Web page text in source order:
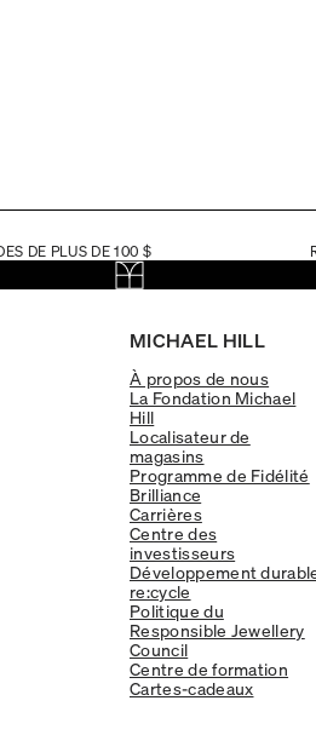
DE PLUS DE 100 $
MICHAEL HILL
À propos de nous
La Fondation Michael
Hill
Localisateur de
magasins
Programme de Fidélité
Brilliance
Carrières
Centre des
investisseurs
Développement
re:cycle
Politique du
Responsible Jewellery
Council
Centre de formation
Cartes-cadeaux